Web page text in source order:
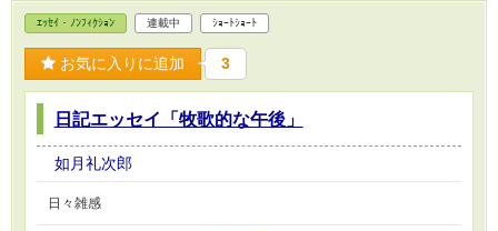
ｴｯｾｲ・ﾉﾝﾌｨｸｼｮﾝ 連載中 ｼｮｰﾄｼｮｰﾄ
お気に入りに追加 3
日記エッセイ「牧歌的な午後」
如月礼次郎
日々雑感